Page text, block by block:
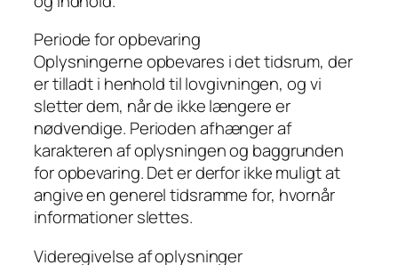
Periode for opbevaring
Oplysningerne opbevares i det tidsrum, der
er tilladt i henhold til lovgivningen, og vi
sletter dem, når de ikke længere er
nødvendige. Perioden afhænger af
karakteren af oplysningen og baggrunden
for opbevaring. Det er derfor ikke muligt at
angive en generel tidsramme for, hvornår
informationer slettes.
Videregivelse af oplysninger